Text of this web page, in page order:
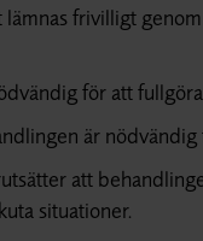
frivilligt
för att
är
att
situationer.